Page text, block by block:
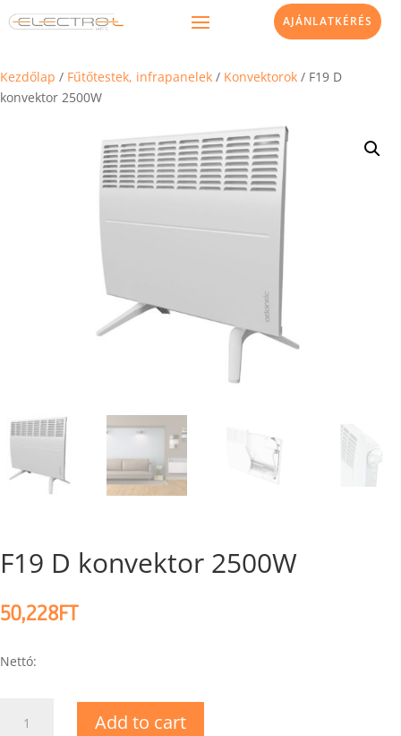
AJÁNLATKÉRÉS
Kezdőlap / Fűtőtestek, infrapanelek / Konvektorok / F19 D
konvektor 2500W
F19 D konvektor 2500W
50,228FT
Nettó:
Add to cart